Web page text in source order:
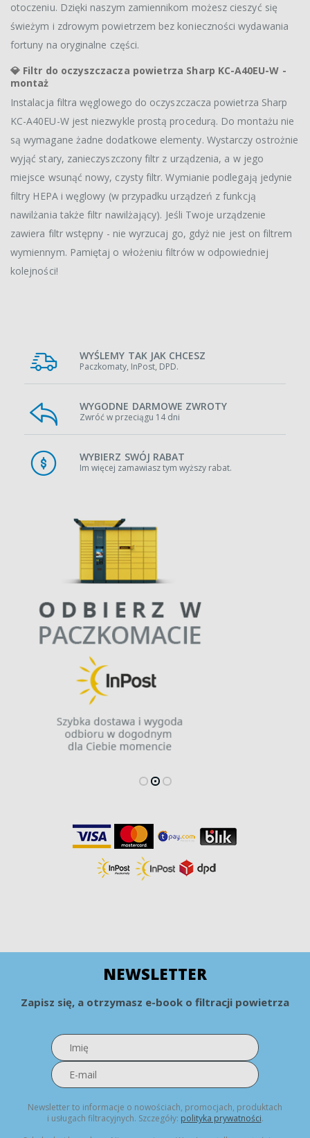
otoczeniu. Dzięki naszym zamiennikom możesz cieszyć się
świeżym i zdrowym powietrzem bez konieczności wydawania
fortuny na oryginalne części.
💎 Filtr do oczyszczacza powietrza Sharp KC-A40EU-W -
montaż
Instalacja filtra węglowego do oczyszczacza powietrza Sharp
KC-A40EU-W jest niezwykle prostą procedurą. Do montażu nie
są wymagane żadne dodatkowe elementy. Wystarczy ostrożnie
wyjąć stary, zanieczyszczony filtr z urządzenia, a w jego
miejsce wsunąć nowy, czysty filtr. Wymianie podlegają jedynie
filtry HEPA i węglowy (w przypadku urządzeń z funkcją
nawilżania także filtr nawilżający). Jeśli Twoje urządzenie
zawiera filtr wstępny - nie wyrzucaj go, gdyż nie jest on filtrem
wymiennym. Pamiętaj o włożeniu filtrów w odpowiedniej
kolejności!
WYŚLEMY TAK JAK CHCESZ
Paczkomaty, InPost, DPD.
WYGODNE DARMOWE ZWROTY
Zwróć w przeciągu 14 dni
WYBIERZ SWÓJ RABAT
Im więcej zamawiasz tym wyższy rabat.
NEWSLETTER
Zapisz się, a otrzymasz e-book o filtracji powietrza
Newsletter to informacje o nowościach, promocjach, produktach
i usługach filtracyjnych. Szczegóły: polityka prywatności.